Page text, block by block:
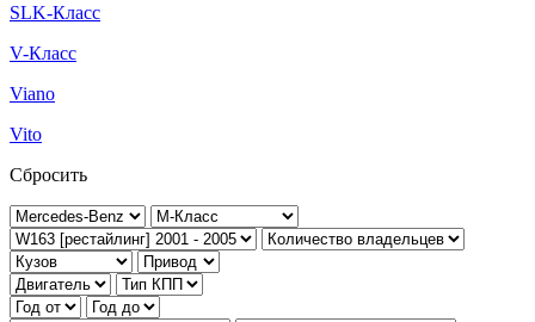
SLK-Класс
V-Класс
Viano
Vito
Сбросить